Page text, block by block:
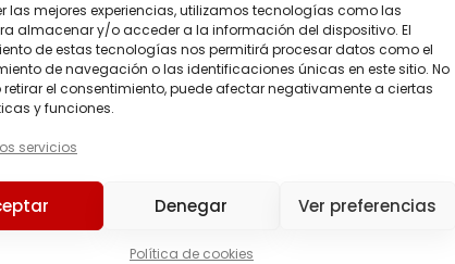
las mejores experiencias, utilizamos tecnologías como las
almacenar y/o acceder a la información del dispositivo. El
de estas tecnologías nos permitirá procesar datos como el
de navegación o las identificaciones únicas en este sitio. No
retirar el consentimiento, puede afectar negativamente a ciertas
y funciones.
servicios
Denegar Ver preferencias
Política de cookies